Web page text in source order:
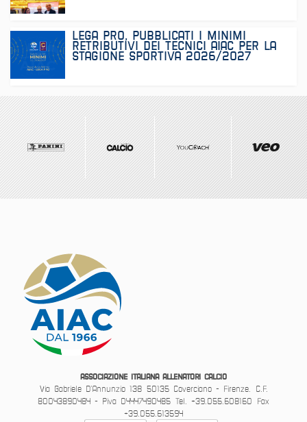
LEGA PRO, PUBBLICATI I MINIMI
RETRIBUTIVI DEI TECNICI AIAC PER LA
STAGIONE SPORTIVA 2026/2027
ASSOCIAZIONE ITALIANA ALLENATORI CALCIO
Via Gabriele D’Annunzio 138 50135 Coverciano - Firenze.
C.F.
80043890484 - Piva 04447490485 Tel. +39.055.608160
Fax
+39.055.613594